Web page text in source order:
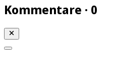
Kommentare · 0